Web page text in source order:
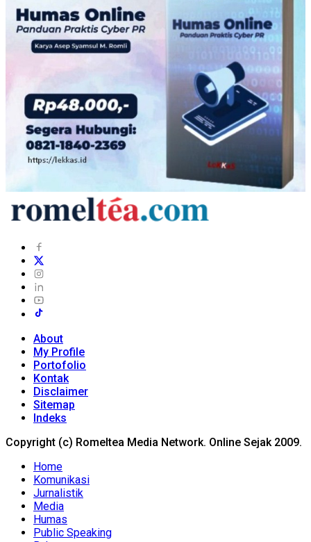
About
My Profile
Portofolio
Kontak
Disclaimer
Sitemap
Indeks
Copyright (c) Romeltea Media Network. Online Sejak 2009.
Home
Komunikasi
Jurnalistik
Media
Humas
Public Speaking